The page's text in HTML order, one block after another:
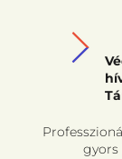
gyors